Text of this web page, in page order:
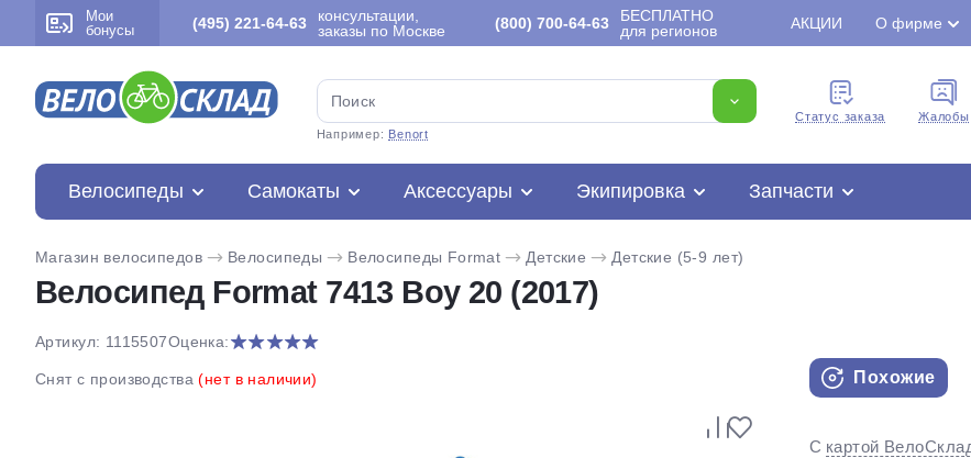
Мои
бонусы
(495) 221-64-63
консультации,
заказы по Москве
(800) 700-64-63
БЕСПЛАТНО
для регионов
АКЦИИ О фирме
Например: Benort
Cтатус заказа Жалобы
Велосипеды Самокаты Аксессуары Экипировка Запчасти
Магазин велосипедов Велосипеды Велосипеды Format Детские Детские (5-9 лет)
Велосипед Format 7413 Boy 20 (2017)
Артикул: 1115507Оценка:
Снят с производства(нет в наличии) Похожие
С картой